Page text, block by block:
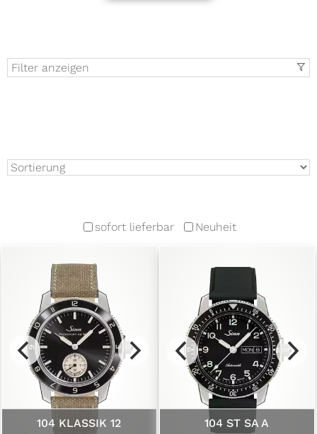
t
Filter anzeigen
sofort lieferbar Neuheit
104 KLASSIK 12 104 ST SA A